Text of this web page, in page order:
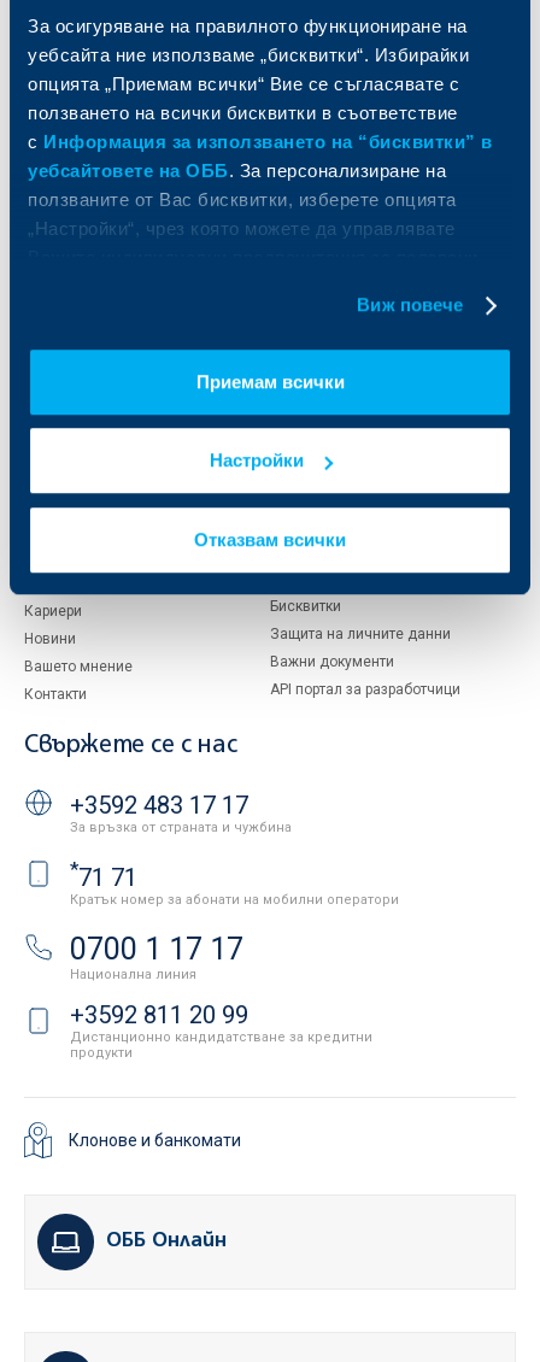
За осигуряване на правилното функциониране на
уебсайта ние използваме „бисквитки“. Избирайки
опцията „Приемам всички“ Вие се съгласявате с
ползването на всички бисквитки в съответствие
с Информация за използването на “бисквитки” в
уебсайтовете на ОББ. За персонализиране на
ползваните от Вас бисквитки, изберете опцията
„Настройки“, чрез която можете да управлявате
Виж повече
Приемам всички
Настройки
Отказвам всички
Карти
Сметки и плащания
Кредити
Спестявания и инвестиции
Частно банкиране
Застраховки
Актуализация на клиентски данни
Кредитиране
Управление на парични средства
Търговско финансиране
ПОС терминали
Пазари, инвестиционно банкиране
и попечителски услуги
Факторинг
Кредити за собственици на фирми
За акционери
Кариери
Новини
Вашето мнение
Контакти
Групата на KBC
ОББ Интерлийз
ОББ Пенсионно осигуряване
ОББ Застрахователен брокер
Условия за ползване на сайта
Бисквитки
Защита на личните данни
Важни документи
API портал за разработчици
Свържете се с нас
+3592 483 17 17
За връзка от страната и чужбина
*71 71
Кратък номер за абонати на мобилни оператори
0700 1 17 17
Национална линия
+3592 811 20 99
Дистанционно кандидатстване за кредитни
продукти
Клонове и банкомати
ОББ Онлайн